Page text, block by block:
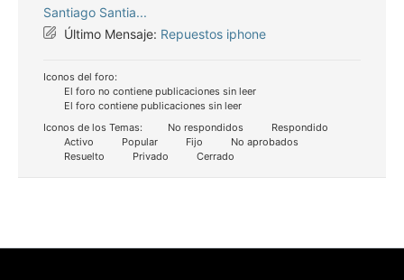
Santiago Santia...
Último Mensaje: Repuestos iphone
Iconos del foro:
El foro no contiene publicaciones sin leer
El foro contiene publicaciones sin leer
Iconos de los Temas:
No respondidos
Respondido
Activo
Popular Fijo
No aprobados
Resuelto
Privado Cerrado